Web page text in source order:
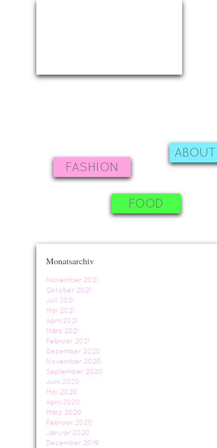
FASHION
FOOD
Monatsarchiv
November 2021
Oktober 2021
Juli 2021
Mai 2021
April 2021
März 2021
Februar 2021
Dezember 2020
November 2020
September 2020
Juni 2020
Mai 2020
April 2020
März 2020
Februar 2020
Januar 2020
Dezember 2019